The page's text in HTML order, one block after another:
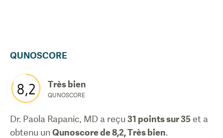
QUNOSCORE
8,2 Très bien
QUNOSCORE
Dr. Paola Rapanic, MD a reçu 31 points sur 35 et a
obtenu unQunoscore de8,2,Très bien.